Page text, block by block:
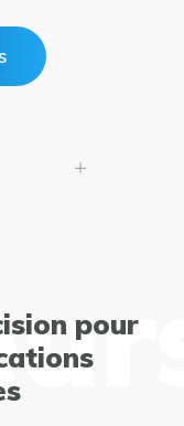
pour